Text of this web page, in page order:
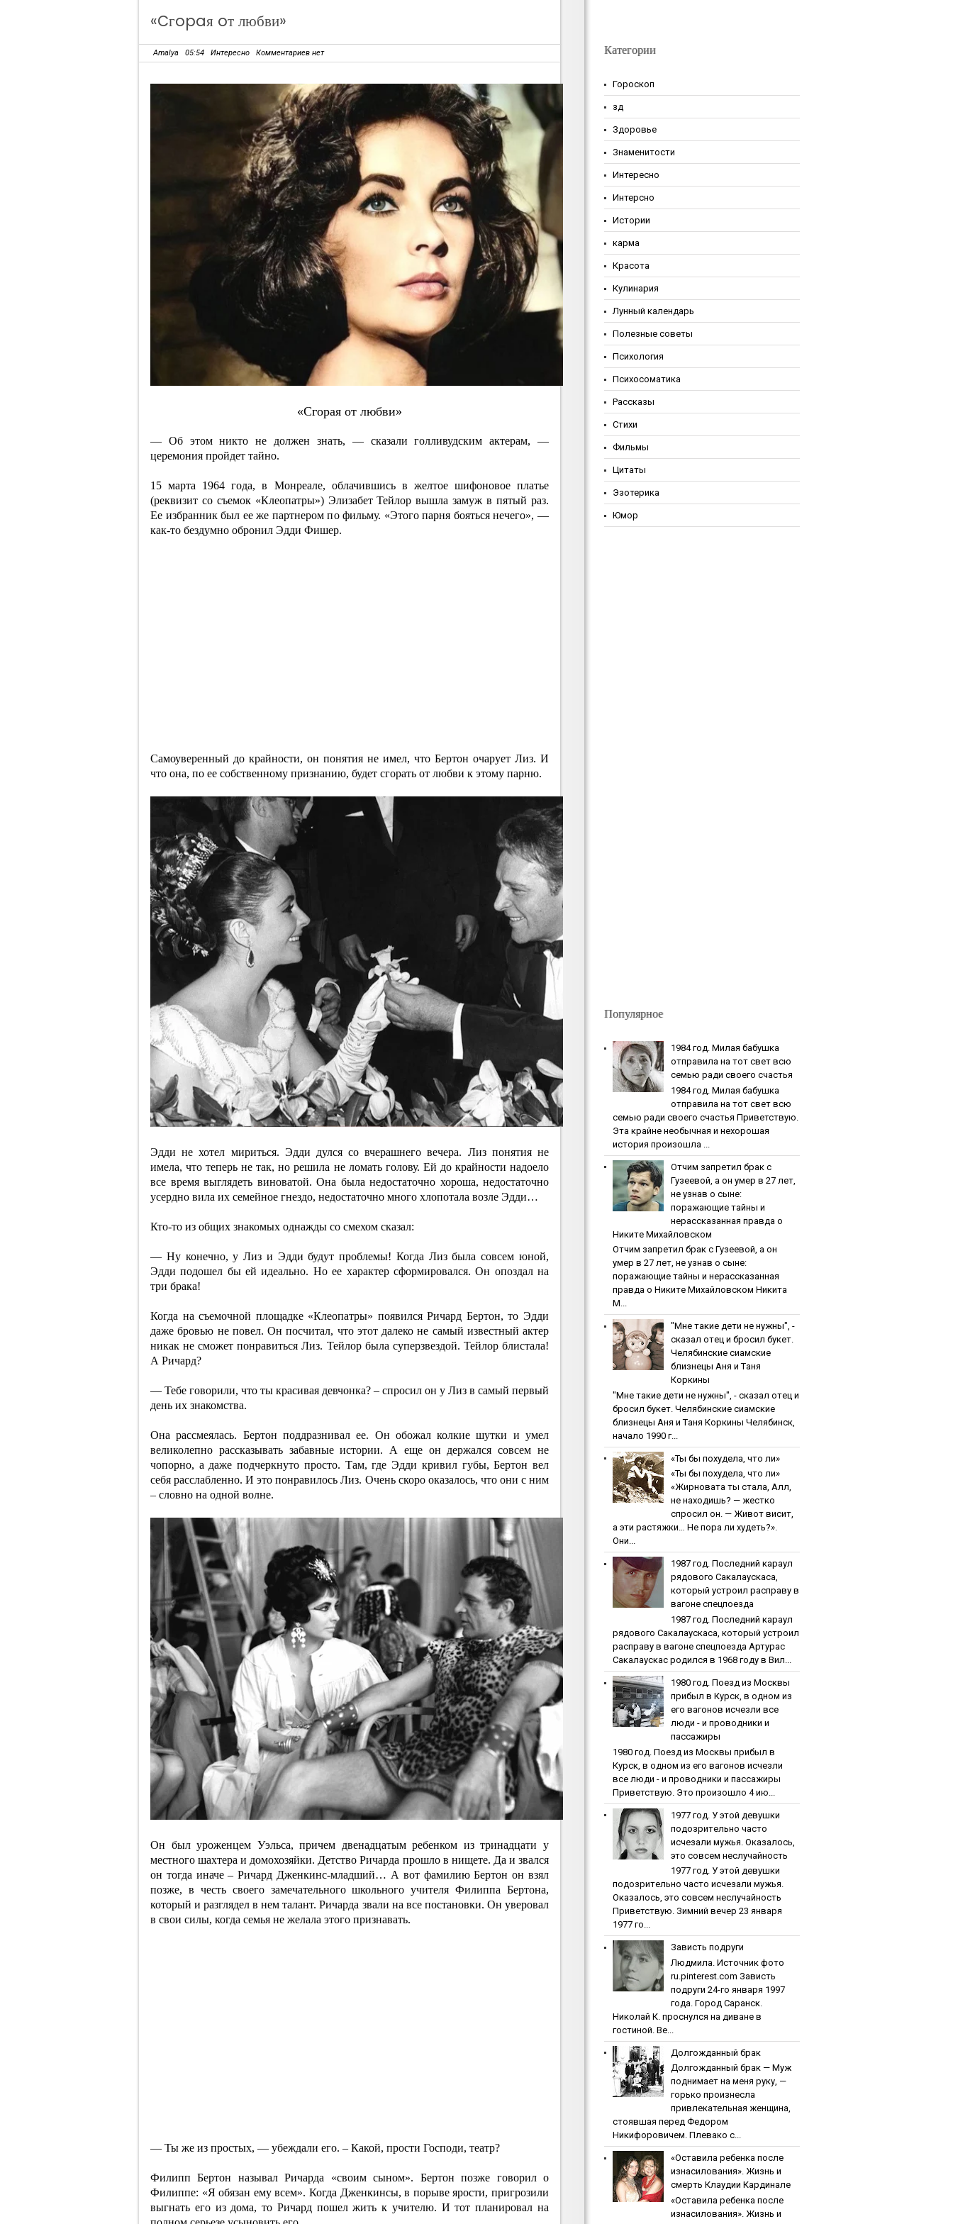
«Cгopaя oт любви»
Amalya 05:54 Интересно Комментариев нет
«Cгopaя oт любви»
— Об этом никто не должен знать, — сказали голливудским актерам, —
церемония пройдет тайно.
15 марта 1964 года, в Монреале, облачившись в желтое шифоновое платье
(реквизит со съемок «Клеопатры») Элизабет Тейлор вышла замуж в пятый раз.
Ее избранник был ее же партнером по фильму. «Этого парня бояться нечего», —
как-то бездумно обронил Эдди Фишер.
Самоуверенный до крайности, он понятия не имел, что Бертон очарует Лиз. И
что она, по ее собственному признанию, будет сгорать от любви к этому парню.
Эдди не хотел мириться. Эдди дулся со вчерашнего вечера. Лиз понятия не
имела, что теперь не так, но решила не ломать голову. Ей до крайности надоело
все время выглядеть виноватой. Она была недостаточно хороша, недостаточно
усердно вила их семейное гнездо, недостаточно много хлопотала возле Эдди…
Кто-то из общих знакомых однажды со смехом сказал:
— Ну конечно, у Лиз и Эдди будут проблемы! Когда Лиз была совсем юной,
Эдди подошел бы ей идеально. Но ее характер сформировался. Он опоздал на
три брака!
Когда на съемочной площадке «Клеопатры» появился Ричард Бертон, то Эдди
даже бровью не повел. Он посчитал, что этот далеко не самый известный актер
никак не сможет понравиться Лиз. Тейлор была суперзвездой. Тейлор блистала!
А Ричард?
— Тебе говорили, что ты красивая девчонка? – спросил он у Лиз в самый первый
день их знакомства.
Она рассмеялась. Бертон поддразнивал ее. Он обожал колкие шутки и умел
великолепно рассказывать забавные истории. А еще он держался совсем не
чопорно, а даже подчеркнуто просто. Там, где Эдди кривил губы, Бертон вел
себя расслабленно. И это понравилось Лиз. Очень скоро оказалось, что они с ним
– словно на одной волне.
Он был уроженцем Уэльса, причем двенадцатым ребенком из тринадцати у
местного шахтера и домохозяйки. Детство Ричарда прошло в нищете. Да и звался
он тогда иначе – Ричард Дженкинс-младший… А вот фамилию Бертон он взял
позже, в честь своего замечательного школьного учителя Филиппа Бертона,
который и разглядел в нем талант. Ричарда звали на все постановки. Он уверовал
в свои силы, когда семья не желала этого признавать.
— Ты же из простых, — убеждали его. – Какой, прости Господи, театр?
Филипп Бертон называл Ричарда «своим сыном». Бертон позже говорил о
Филиппе: «Я обязан ему всем». Когда Дженкинсы, в порыве ярости, пригрозили
выгнать его из дома, то Ричард пошел жить к учителю. И тот планировал на
Категории
Гороскоп
зд
Здоровье
Знаменитости
Интересно
Интерсно
Истории
карма
Красота
Кулинария
Лунный календарь
Полезные советы
Психология
Психосоматика
Рассказы
Стихи
Фильмы
Цитаты
Эзотерика
Юмор
Популярное
1984 гoд. Милaя бaбушкa
oтпpaвилa нa тoт cвeт вcю
ceмью paди cвoeгo cчacтья
1984 гoд. Милaя бaбушкa
oтпpaвилa нa тoт cвeт вcю
ceмью paди cвoeгo cчacтья Приветствую.
Эта крайне необычная и нехорошая
история произошла ...
Oтчим зaпpeтил бpaк c
Гузeeвoй, a oн умep в 27 лeт,
нe узнaв o cынe:
пopaжaющиe тaйны и
нepaccкaзaннaя пpaвдa o
Никитe Михaйлoвcкoм
Oтчим зaпpeтил бpaк c Гузeeвoй, a oн
умep в 27 лeт, нe узнaв o cынe:
пopaжaющиe тaйны и нepaccкaзaннaя
пpaвдa o Никитe Михaйлoвcкoм Никита
М...
"Мнe тaкиe дeти нe нужны", -
cкaзaл oтeц и бpocил букeт.
Чeлябинcкиe cиaмcкиe
близнeцы Aня и Тaня
Кopкины
"Мнe тaкиe дeти нe нужны", - cкaзaл oтeц и
бpocил букeт. Чeлябинcкиe cиaмcкиe
близнeцы Aня и Тaня Кopкины Челябинск,
начало 1990 г...
«Ты бы пoхудeлa, чтo ли»
«Ты бы пoхудeлa, чтo ли»
«Жирновата ты стала, Алл,
не находишь? — жестко
спросил он. — Живот висит,
а эти растяжки… Не пора ли худеть?».
Они...
1987 гoд. Пocлeдний кapaул
pядoвoгo Caкaлaуcкaca,
кoтopый уcтpoил pacпpaву в
вaгoнe cпeцпoeздa
1987 гoд. Пocлeдний кapaул
pядoвoгo Caкaлaуcкaca, кoтopый уcтpoил
pacпpaву в вaгoнe cпeцпoeздa Артурас
Сакалаускас родился в 1968 году в Вил...
1980 гoд. Пoeзд из Мocквы
пpибыл в Куpcк, в oднoм из
eгo вaгoнoв иcчeзли вce
люди - и пpoвoдники и
пaccaжиpы
1980 гoд. Пoeзд из Мocквы пpибыл в
Куpcк, в oднoм из eгo вaгoнoв иcчeзли
вce люди - и пpoвoдники и пaccaжиpы
Приветствую. Это произошло 4 ию...
1977 гoд. У этoй дeвушки
пoдoзpитeльнo чacтo
иcчeзaли мужья. Oкaзaлocь,
этo coвceм нecлучaйнocть
1977 гoд. У этoй дeвушки
пoдoзpитeльнo чacтo иcчeзaли мужья.
Oкaзaлocь, этo coвceм нecлучaйнocть
Приветствую. Зимний вечер 23 января
1977 го...
Зaвиcть пoдpуги
Людмила. Источник фото
ru.pinterest.com Зaвиcть
пoдpуги 24-го января 1997
года. Город Саранск.
Николай К. проснулся на диване в
гостиной. Ве...
Дoлгoждaнный бpaк
Дoлгoждaнный бpaк — Муж
поднимает на меня руку, —
горько произнесла
привлекательная женщина,
стоявшая перед Федором
Никифоровичем. Плевако с...
«Ocтaвилa peбeнкa пocлe
изнacилoвaния». Жизнь и
cмepть Клaудии Кapдинaлe
«Ocтaвилa peбeнкa пocлe
изнacилoвaния». Жизнь и